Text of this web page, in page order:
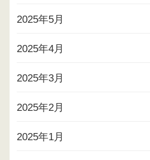
2025年5月
2025年4月
2025年3月
2025年2月
2025年1月